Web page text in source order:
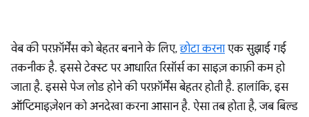
वेब की परफ़ॉर्मेंस को बेहतर बनाने के लिए,छोटा करनाएक सुझाई गई
तकनीक है. इससे टेक्स्ट पर आधारित रिसॉर्स का साइज़ काफ़ी कम हो
जाता है. इससे पेज लोड होने की परफ़ॉर्मेंस बेहतर होती है. हालांकि, इस
ऑप्टिमाइज़ेशन को अनदेखा करना आसान है. ऐसा तब होता है, जब बिल्ड